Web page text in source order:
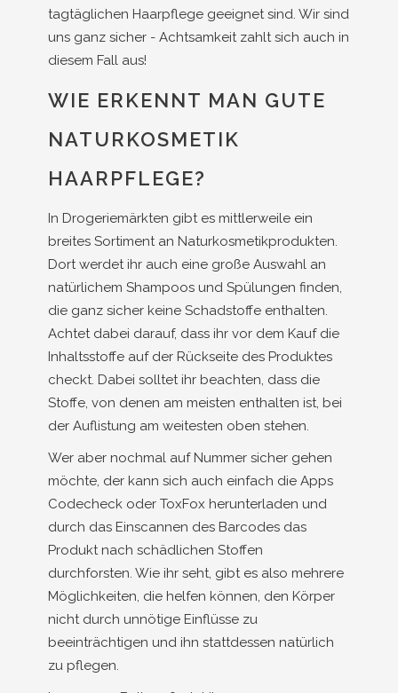
tagtäglichen Haarpflege geeignet sind. Wir sind
uns ganz sicher - Achtsamkeit zahlt sich auch in
diesem Fall aus!
WIE ERKENNT MAN GUTE
NATURKOSMETIK
HAARPFLEGE?
In Drogeriemärkten gibt es mittlerweile ein
breites Sortiment an Naturkosmetikprodukten.
Dort werdet ihr auch eine große Auswahl an
natürlichem Shampoos und Spülungen finden,
die ganz sicher keine Schadstoffe enthalten.
Achtet dabei darauf, dass ihr vor dem Kauf die
Inhaltsstoffe auf der Rückseite des Produktes
checkt. Dabei solltet ihr beachten, dass die
Stoffe, von denen am meisten enthalten ist, bei
der Auflistung am weitesten oben stehen.
Wer aber nochmal auf Nummer sicher gehen
möchte, der kann sich auch einfach die Apps
Codecheck oder ToxFox herunterladen und
durch das Einscannen des Barcodes das
Produkt nach schädlichen Stoffen
durchforsten. Wie ihr seht, gibt es also mehrere
Möglichkeiten, die helfen können, den Körper
nicht durch unnötige Einflüsse zu
beeinträchtigen und ihn stattdessen natürlich
zu pflegen.